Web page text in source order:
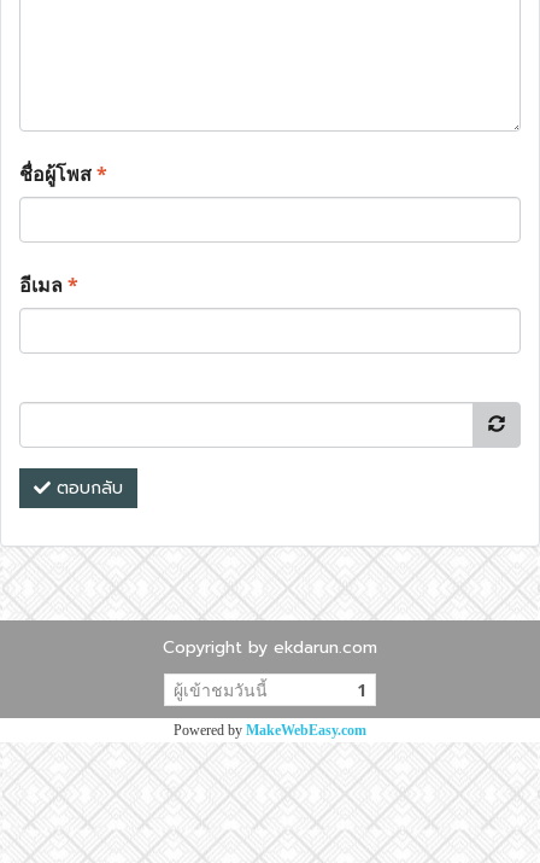
ชื่อผู้โพส*
อีเมล*
ตอบกลับ
Copyright by ekdarun.com
ผู้เข้าชมวันนี้ 1
Powered by MakeWebEasy.com